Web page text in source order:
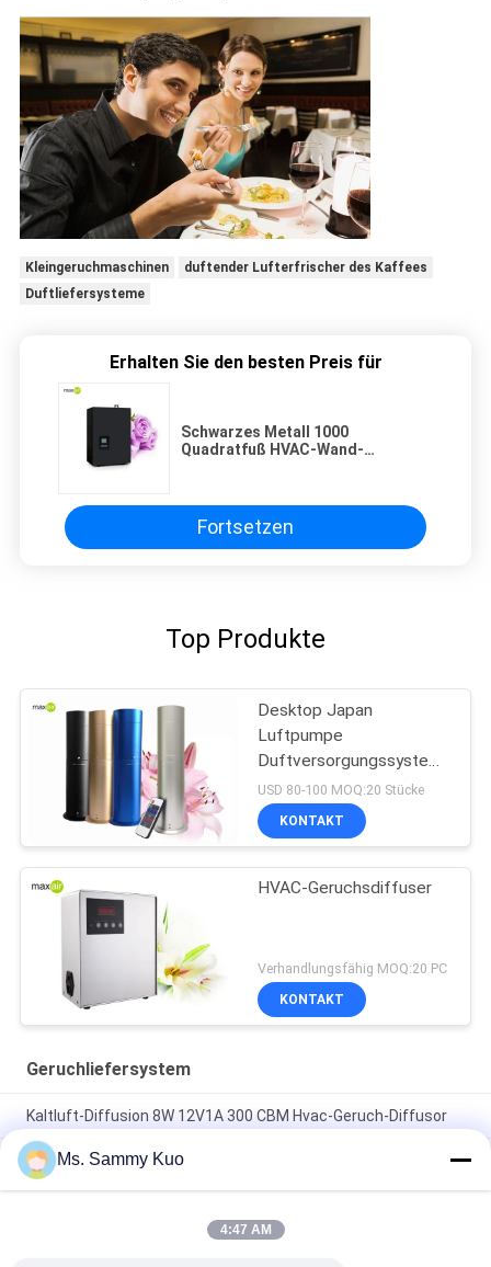
Kleingeruchmaschinen
duftender Lufterfrischer des Kaffees
Duftliefersysteme
Erhalten Sie den besten Preis für
Schwarzes Metall 1000
Quadratfuß HVAC-Wand-
Geschäfte
Fortsetzen
Top Produkte
Desktop Japan
Luftpumpe
Duftversorgungssystem
Diffusor
USD 80-100 MOQ:20 Stücke
KONTAKT
HVAC-Geruchsdiffuser
Verhandlungsfähig MOQ:20 PC
KONTAKT
Geruchliefersystem
Kaltluft-Diffusion 8W 12V1A 300 CBM Hvac-Geruch-Diffusor
An der Wand befestigter Weißmetalldoppeltes Japan-
Luftpumpe Geruch-Liefersystem-Diffusor des kleinen
Bereichs portierbarer
Geruch-Liefersystem 15W 600 CBM, Aromadiffusormaschine
Ms. Sammy Kuo
4:47 AM